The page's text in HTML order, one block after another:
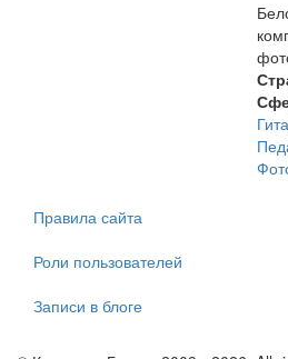
Правила сайта
Роли пользователей
Записи в блоге